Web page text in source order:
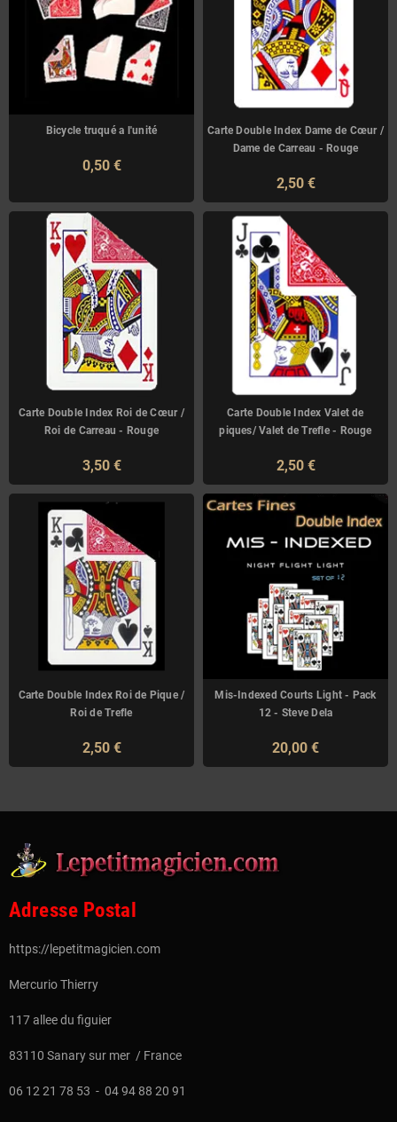
Bicycle truqué a l'unité
0,50 €
Carte Double Index Dame de Cœur /
Dame de Carreau - Rouge
2,50 €
Carte Double Index Roi de Cœur /
Roi de Carreau - Rouge
3,50 €
Carte Double Index Valet de
piques/ Valet de Trefle - Rouge
2,50 €
Carte Double Index Roi de Pique /
Roi de Trefle
2,50 €
Mis-Indexed Courts Light - Pack
12 - Steve Dela
20,00 €
Adresse Postal
https://lepetitmagicien.com
Mercurio Thierry
117 allee du figuier
83110 Sanary sur mer / France
06 12 21 78 53 - 04 94 88 20 91